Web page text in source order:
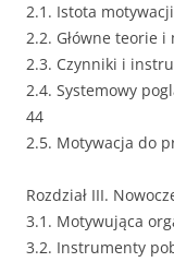
2.1. Istota
2.2. Główne teorie
2.3. Czynniki i
2.4. Systemowy
44
2.5. Motywacja do
Rozdział III.
3.1. Motywująca
3.2. Instrumenty